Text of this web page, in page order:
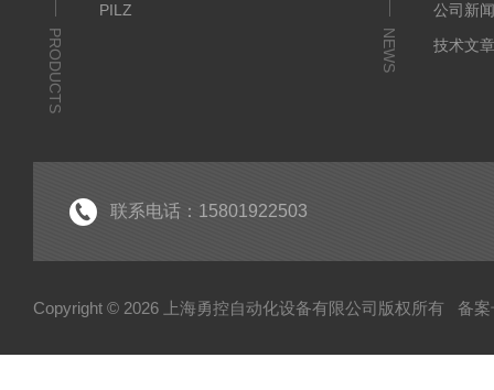
PRODUCTS
PILZ
NEWS
公司新
技术文
联系电话：15801922503
Copyright © 2026 上海勇控自动化设备有限公司版权所有 备案